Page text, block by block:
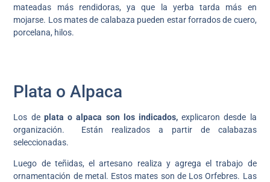
mateadas más rendidoras, ya que la yerba tarda más en
mojarse. Los mates de calabaza pueden estar forrados de cuero,
porcelana, hilos.
Plata o Alpaca
Los de plata o alpaca son los indicados,explicaron desde la
organización. Están realizados a partir de calabazas
seleccionadas.
Luego de teñidas, el artesano realiza y agrega el trabajo de
ornamentación de metal. Estos mates son de Los Orfebres. Las